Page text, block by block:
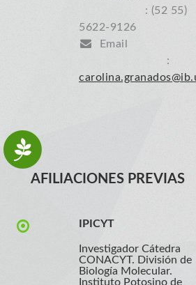
: (52 55)
5622-9126
Email
:
AFILIACIONES PREVIAS
IPICYT
Investigador Cátedra
CONACYT. División de
Biología Molecular.
Instituto Potosino de